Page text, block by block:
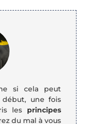
si cela peut
une fois
les principes
du mal à vous